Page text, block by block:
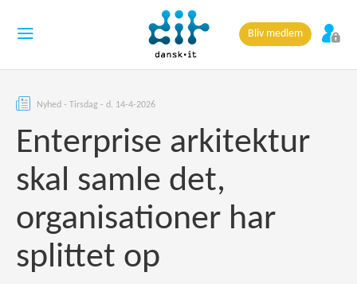
Bliv medlem
Nyhed - Tirsdag - d. 14-4-2026
Enterprise arkitektur
skal samle det,
organisationer har
splittet op